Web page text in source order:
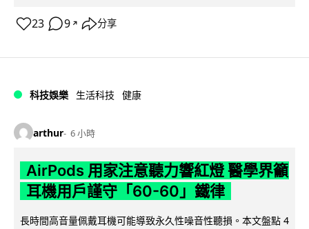
23 9 ↗ 分享
科技娛樂 生活科技 健康
arthur 6 小時
AirPods 用家注意聽力響紅燈 醫學界籲
耳機用戶謹守「60-60」鐵律
長時間高音量佩戴耳機可能導致永久性噪音性聽損。本文盤點 4